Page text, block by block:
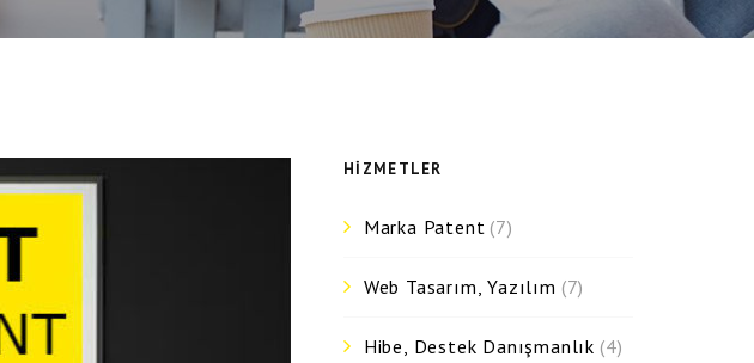
HIZMETLER
Marka Patent (7)
Web Tasarım, Yazılım (7)
Hibe, Destek Danışmanlık (4)